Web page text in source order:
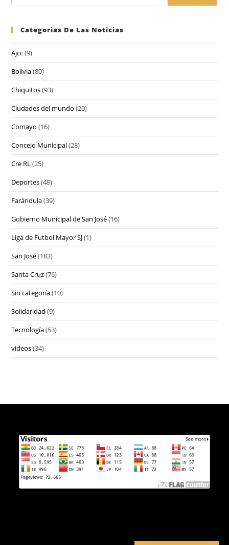
Categorias De Las Noticias
Ajcc(9)
Bolivia(80)
Chiquitos(93)
Ciudades del mundo (20)
Comayo (16)
Concejo Municipal(28)
Cre RL (25)
Deportes(48)
Farándula(39)
Gobierno Municipal de San José(16)
Liga de Futbol Mayor SJ(1)
San José(183)
Santa Cruz(76)
Sin categoría(10)
Solidaridad (9)
Tecnología(53)
videos(34)